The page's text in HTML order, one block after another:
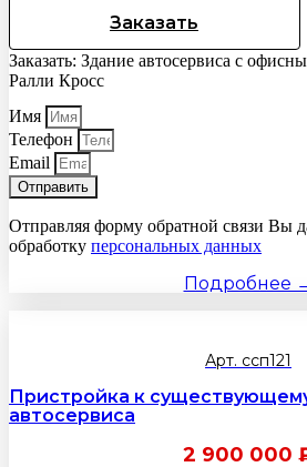
Заказать
Заказать: Здание автосервиса с
Ралли Кросс
Имя
Телефон
Email
Отправить
Отправляя форму обратной связи Вы
обработку персональных данных
Подробнее
Арт. ссп121
Пристройка к
автосервиса
2 900 000